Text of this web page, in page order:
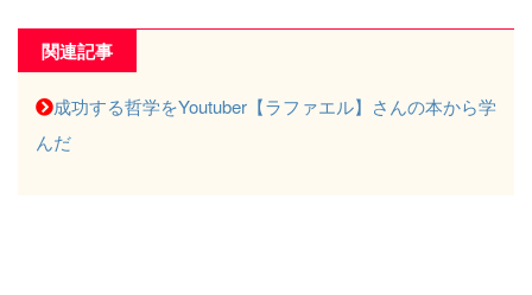
関連記事
成功する哲学をYoutuber【ラファエル】さんの本から学
んだ